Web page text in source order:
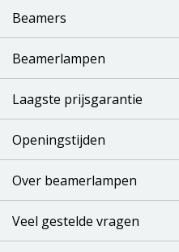
Beamers
Beamerlampen
Laagste prijsgarantie
Openingstijden
Over beamerlampen
Veel gestelde vragen